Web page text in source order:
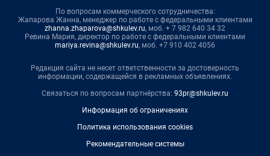
По вопросам коммерческого сотрудничества:
Жапарова Жанна, менеджер по работе с федеральными клиентами
zhanna.zhaparova@shkulev.ru, моб. + 7 982 640 34 32
Ревина Мария, директор по работе с федеральными клиентами
mariya.revina@shkulev.ru, моб. +7 910 402 4056
Редакция сайта не несет ответственности за достоверность
информации, содержащейся в рекламных объявлениях.
Связаться по вопросам партнёрства: 93pr@shkulev.ru
Информация об ограничениях
Политика использования cookies
Рекомендательные системы